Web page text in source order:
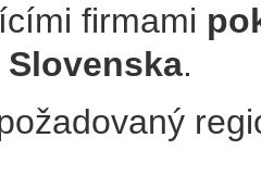
firmami
.